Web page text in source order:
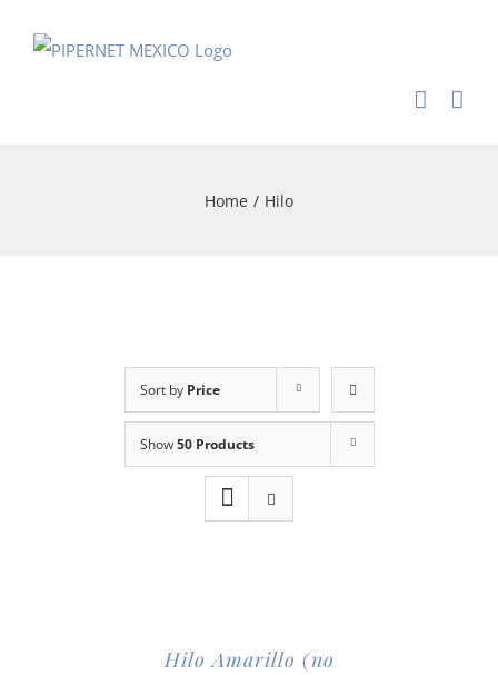
Home / Hilo
Sort by Price
Show50 Products
Hilo Amarillo (no